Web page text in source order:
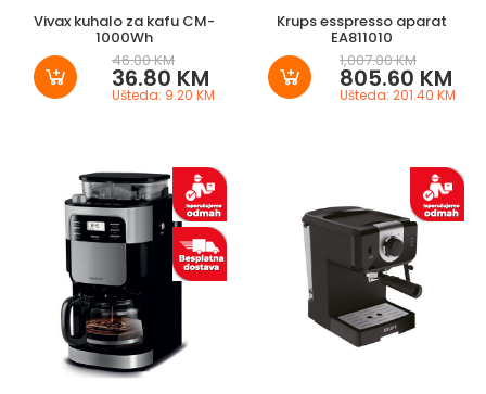
Vivax kuhalo za kafu CM-
1000Wh
46.00 KM
36.80 KM
Ušteda: 9.20 KM
Krups esspresso aparat
EA811010
1,007.00 KM
805.60 KM
Ušteda: 201.40 KM